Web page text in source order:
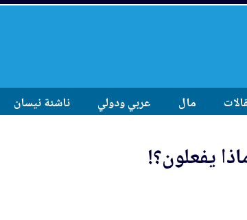
مال عربي ودولي ناشئة نيسان
يفعلون؟!